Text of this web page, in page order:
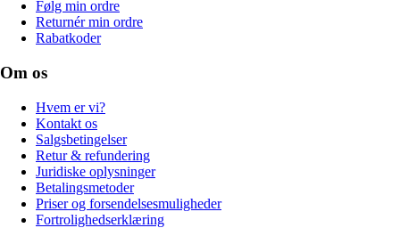
Følg min ordre
Returnér min ordre
Rabatkoder
Om os
Hvem er vi?
Kontakt os
Salgsbetingelser
Retur & refundering
Juridiske oplysninger
Betalingsmetoder
Priser og forsendelsesmuligheder
Fortrolighedserklæring